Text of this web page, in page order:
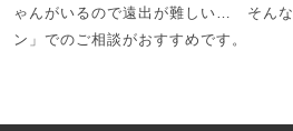
ゃんがいるので遠出が難しい… そんな
ン」でのご相談がおすすめです。